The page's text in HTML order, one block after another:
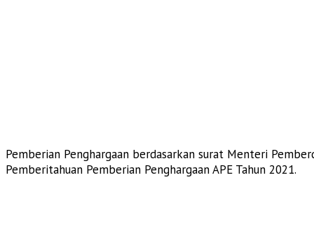
Pemberian Penghargaan berdasarkan surat Menteri
Pemberitahuan Pemberian Penghargaan APE Tahun 2021.